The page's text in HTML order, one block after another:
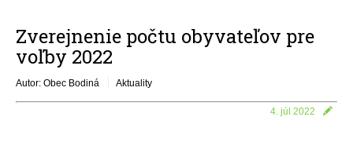
Zverejnenie počtu obyvateľov pre
voľby 2022
Autor: Obec Bodiná Aktuality
4. júl 2022